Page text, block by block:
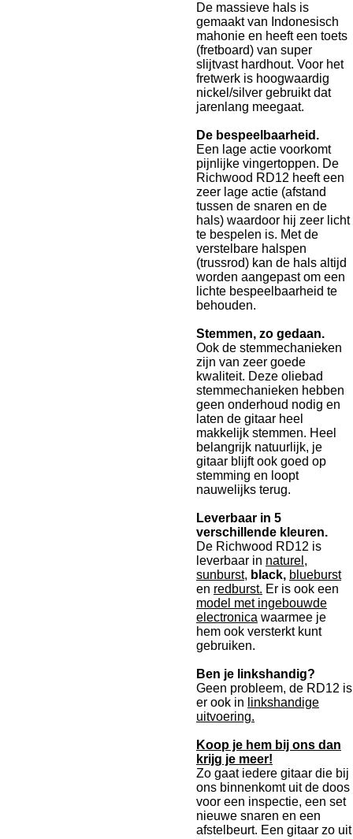
De massieve hals is
gemaakt van Indonesisch
mahonie en heeft een toets
(fretboard) van super
slijtvast hardhout. Voor het
fretwerk is hoogwaardig
nickel/silver gebruikt dat
jarenlang meegaat.
De bespeelbaarheid.
Een lage actie voorkomt
pijnlijke vingertoppen. De
Richwood RD12 heeft een
zeer lage actie (afstand
tussen de snaren en de
hals) waardoor hij zeer licht
te bespelen is. Met de
verstelbare halspen
(trussrod) kan de hals altijd
worden aangepast om een
lichte bespeelbaarheid te
behouden.
Stemmen, zo gedaan.
Ook de stemmechanieken
zijn van zeer goede
kwaliteit. Deze oliebad
stemmechanieken hebben
geen onderhoud nodig en
laten de gitaar heel
makkelijk stemmen. Heel
belangrijk natuurlijk, je
gitaar blijft ook goed op
stemming en loopt
nauwelijks terug.
Leverbaar in 5
verschillende kleuren.
De Richwood RD12 is
leverbaar in naturel,
sunburst, black, blueburst
en redburst. Er is ook een
model met ingebouwde
electronica waarmee je
hem ook versterkt kunt
gebruiken.
Ben je linkshandig?
Geen probleem, de RD12 is
er ook in linkshandige
uitvoering.
Koop je hem bij ons dan
krijg je meer!
Zo gaat iedere gitaar die bij
ons binnenkomt uit de doos
voor een inspectie, een set
nieuwe snaren en een
afstelbeurt. Een gitaar zo uit